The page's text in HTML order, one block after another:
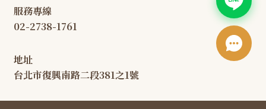
服務專線
02-2738-1761
地址
台北市復興南路二段381之1號